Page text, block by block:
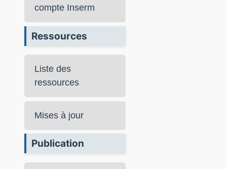
compte Inserm
Ressources
Liste des
ressources
Mises à jour
Publication